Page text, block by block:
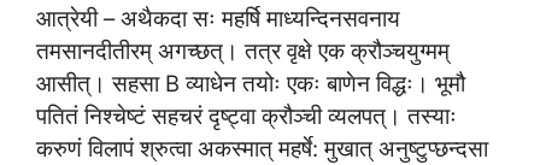
आत्रेयी – अथैकदा सः महर्षि माध्यन्दिनसवनाय
तमसानदीतीरम् अगच्छत्। तत्र वृक्षे एक क्रौञ्चयुग्मम्
आसीत्। सहसा B व्याधेन तयोः एकः बाणेन विद्धः। भूमौ
पतितं निश्चेष्टं सहचरं दृष्ट्वा क्रौञ्ची व्यलपत्। तस्याः
करुणं विलापं श्रुत्वा अकस्मात् महर्षे: मुखात् अनुष्टुप्छन्दसा